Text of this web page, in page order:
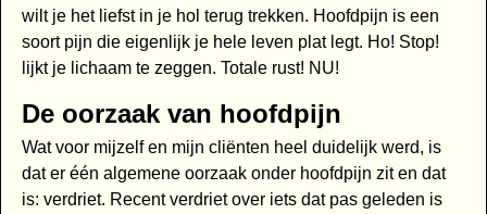
wilt je het liefst in je hol terug trekken. Hoofdpijn is een
soort pijn die eigenlijk je hele leven plat legt. Ho! Stop!
lijkt je lichaam te zeggen. Totale rust! NU!
De oorzaak van hoofdpijn
Wat voor mijzelf en mijn cliënten heel duidelijk werd, is
dat er één algemene oorzaak onder hoofdpijn zit en dat
is: verdriet. Recent verdriet over iets dat pas geleden is